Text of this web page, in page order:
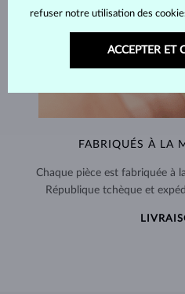
FABRIQUÉS À LA
Chaque pièce est fabriquée à
République tchèque et
refuser notre utilisation des
ACCEPTER ET